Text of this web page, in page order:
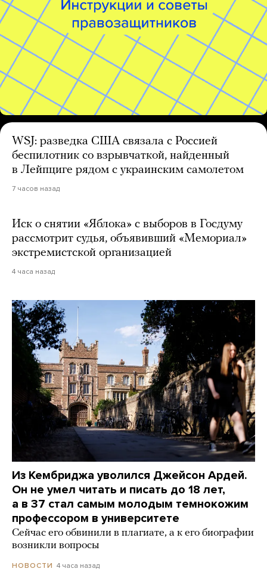
WSJ: разведка США связала с Россией
беспилотник со взрывчаткой, найденный
в Лейпциге рядом с украинским самолетом
7 часов назад
Иск о снятии «Яблока» с выборов в Госдуму
рассмотрит судья, объявивший «Мемориал»
экстремистской организацией
4 часа назад
Из Кембриджа уволился Джейсон Ардей.
Он не умел читать и писать до 18 лет,
а в 37 стал самым молодым темнокожим
профессором в университете
Сейчас его обвинили в плагиате, а к его биографии
возникли вопросы
НОВОСТИ 4 часа назад